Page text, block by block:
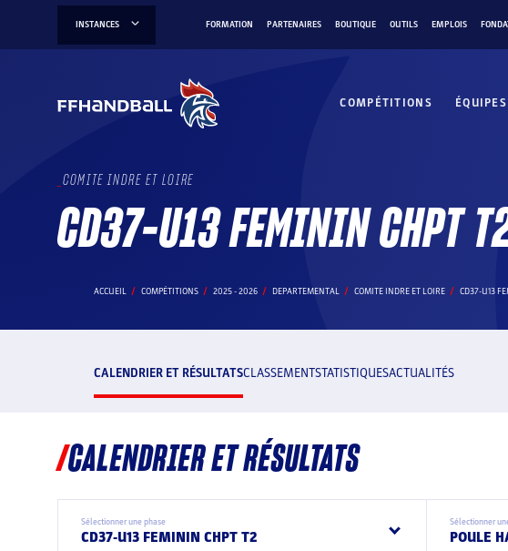
INSTANCES FORMATION PARTENAIRES BOUTIQUE OUTILS EMPLOIS
COMPÉTITIONS
COMITE INDRE ET LOIRE
CD37-U13 FEMININ CHPT
ACCUEIL COMPÉTITIONS 2025 - 2026 DEPARTEMENTAL COMITE INDRE ET LOIRE CD37-U13
CALENDRIER ET RÉSULTATSCLASSEMENTSTATISTIQUESACTUALITÉS
CALENDRIER ET RÉSULTATS
Sélectionner une phase
CD37-U13 FEMININ CHPT T2
Sélectionner
POULE